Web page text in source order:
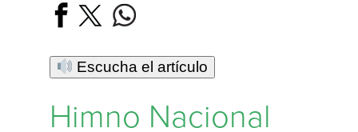
Escucha el artículo
Himno Nacional